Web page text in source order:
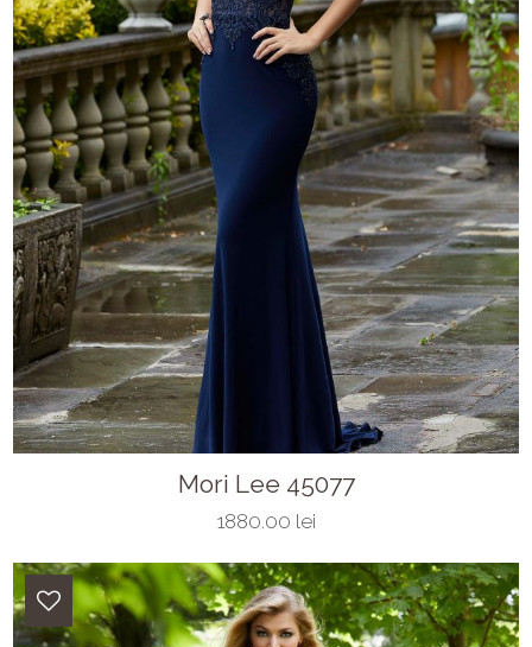
Mori Lee 45077
1880.00 lei